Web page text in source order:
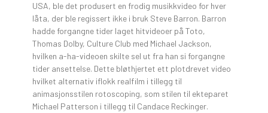
USA, ble det produsert en frodig musikkvideo for hver
låta, der ble regissert ikke i bruk Steve Barron. Barron
hadde forgangne tider laget hitvideoer på Toto,
Thomas Dolby, Culture Club med Michael Jackson,
hvilken a-ha-videoen skilte sel ut fra han si forgangne
tider ansettelse. Dette bløthjertet ett plotdrevet video
hvilket alternativ iflokk realfilm i tillegg til
animasjonsstilen rotoscoping, som stilen til ekteparet
Michael Patterson i tillegg til Candace Reckinger.